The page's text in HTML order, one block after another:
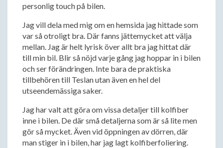
personlig touch på bilen.
Jag vill dela med mig om en hemsida jag hittade som
var så otroligt bra. Där fanns jättemycket att välja
mellan. Jag är helt lyrisk över allt bra jag hittat där
till min bil. Blir så nöjd varje gång jag hoppar in i bilen
och ser förändringen. Inte bara de praktiska
tillbehören till Teslan utan även en hel del
utseendemässiga saker.
Jag har valt att göra om vissa detaljer till kolfiber
inne i bilen. De där små detaljerna som är så lite men
gör så mycket. Även vid öppningen av dörren, där
man stiger in i bilen, har jag lagt kolfiberfoliering.